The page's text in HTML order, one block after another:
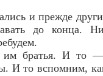
и прежде
до конца.
братья. И то —
И то вспомним,